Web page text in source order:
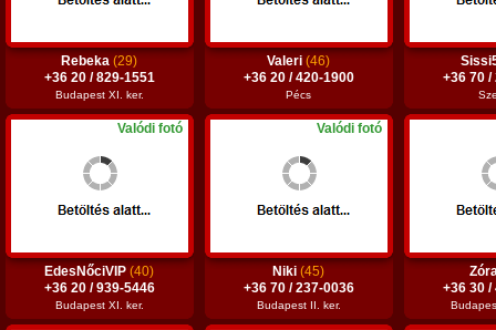
Rebeka(29)
+36 20 / 829-1551
Budapest XI. ker.
Valeri(46)
+36 20 / 420-1900
Pécs
+36 70 /
Valódi fotó
EdesNőciVIP(40)
+36 20 / 939-5446
Budapest XI. ker.
Valódi fotó
Niki(45)
+36 70 / 237-0036
Budapest II. ker.
+36 30 /